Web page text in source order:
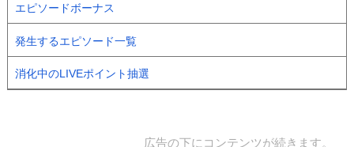
エピソードボーナス
発生するエピソード一覧
消化中のLIVEポイント抽選
広告の下にコンテンツが続きます。